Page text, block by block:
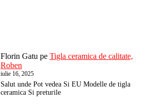
Florin Gatu pe Tigla ceramica de calitate,
Roben
iulie 16, 2025
Salut unde Pot vedea Si EU Modelle de tigla
ceramica Si preturile